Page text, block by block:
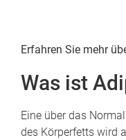
Erfahren Sie mehr
Was ist
Eine über das
des Körperfetts wird